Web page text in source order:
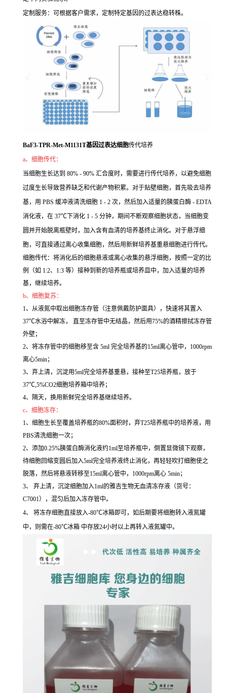
定制服务：可根据客户需求，定制特定基因的过表达稳转株。
BaF3-TPR-Met-M1131T基因过表达细胞传代培养
a、细胞传代：
当细胞生长达到 80% - 90% 汇合度时，需要进行传代培养，以避免细胞
过度生长导致营养缺乏和代谢产物积累。对于贴壁细胞，首先吸去培养
基，用 PBS 缓冲液清洗细胞 1 - 2 次，然后加入适量的胰蛋白酶 - EDTA
消化液，在 37℃下消化 1 - 5 分钟，期间不断观察细胞状态，当细胞变
圆并开始脱离瓶壁时，加入含有血清的培养基终止消化。对于悬浮细
胞，可直接通过离心收集细胞，然后用新鲜培养基重悬细胞进行传代。
细胞传代：将消化后的细胞悬液或离心收集的悬浮细胞，按照一定的比
例（如 1:2、1:3 等）接种到新的培养瓶或培养皿中，加入适量的培养
基，继续培养。
b、细胞复苏：
1、从液氮中取出细胞冻存管（注意佩戴防护面具），快速将其置入
37℃水浴中解冻， 直至冻存管中无结晶，然后用75%的酒精擦拭冻存管
外壁；
2、将冻存管中的细胞移至含 5ml 完全培养基的15ml离心管中，1000rpm
离心5min；
3、弃上清，沉淀用5ml完全培养基重悬，接种至T25培养瓶，放于
37℃,5%CO2细胞培养箱中培养；
4、隔天，换用新鲜完全培养基继续培养。
c、细胞冻存：
1、细胞生长至覆盖培养瓶的80%面积时，弃T25培养瓶中的培养液，用
PBS清洗细胞一次；
2、添加0.25%胰蛋白酶消化液约1ml至培养瓶中，倒置显微镜下观察，
待细胞回缩变圆后加入5ml完全培养液终止消化，再轻轻吹打细胞使之
脱落，然后将悬液转移至15ml离心管中，1000rpm离心 5min；
3、 弃上清，沉淀细胞加入1ml的雅吉生物无血清冻存液（货号：
C7001），混匀后加入冻存管中。
4、 将冻存细胞直接放入-80℃冰箱即可，如后期要将细胞转入液氮罐
中，则需在-80℃冰箱 中存放24小时以上再转入液氮罐中。